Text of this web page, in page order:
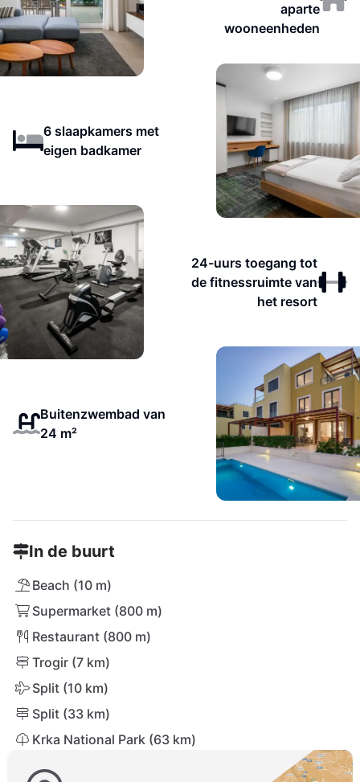
aparte
wooneenheden
6 slaapkamers met
eigen badkamer
24-uurs toegang tot
de fitnessruimte van
het resort
Buitenzwembad van
24 m²
In de buurt
Beach (10 m)
Supermarket (800 m)
Restaurant (800 m)
Trogir (7 km)
Split (10 km)
Split (33 km)
Krka National Park (63 km)